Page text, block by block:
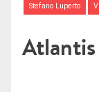
Stefano Luperto
Atlantis